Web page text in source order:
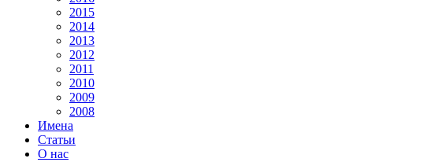
2015
2014
2013
2012
2011
2010
2009
2008
Имена
Статьи
О нас